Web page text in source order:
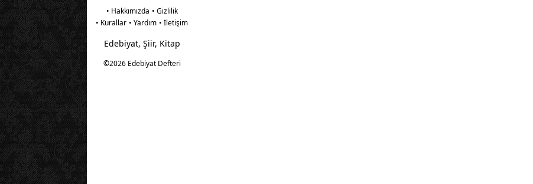
• Hakkımızda • Gizlilik
• Kurallar • Yardım • İletişim
Edebiyat, Şiir, Kitap
©2026 Edebiyat Defteri